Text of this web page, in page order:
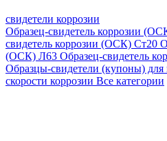
свидетели коррозии
Образец-свидетель коррозии
свидетель коррозии (ОСК) Ст20
(ОСК) Л63 Образец-свидетель
Образцы-свидетели (купоны) для
скорости коррозии Все категории